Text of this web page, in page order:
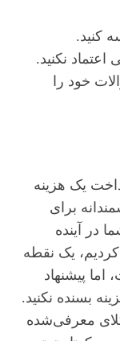
کنید.
نکنید.
خود را
یک هزینه
برای
در آینده
یک نقطه
پیشنهاد
بسنده نکنید.
معرفی‌شده